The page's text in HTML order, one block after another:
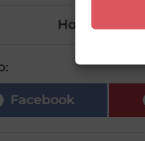
Hoe kies ik
Facebook